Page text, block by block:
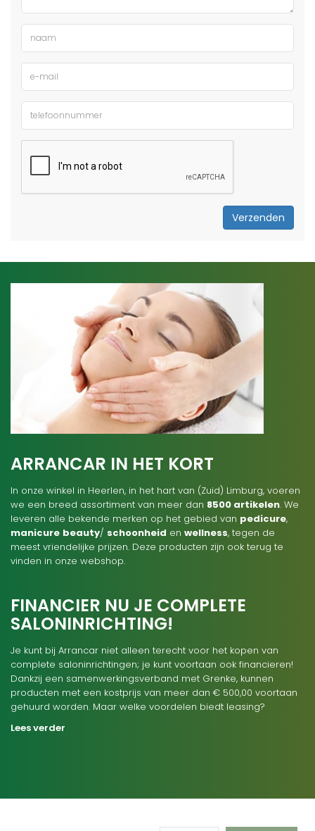
Verzenden
ARRANCAR IN HET KORT
In onze winkel in Heerlen, in het hart van (Zuid) Limburg, voeren
we een breed assortiment van meer dan 8500 artikelen. We
leveren alle bekende merken op het gebied van pedicure,
manicure beauty/ schoonheid en wellness, tegen de
meest vriendelijke prijzen. Deze producten zijn ook terug te
vinden in onze webshop.
FINANCIER NU JE COMPLETE
SALONINRICHTING!
Je kunt bij Arrancar niet alleen terecht voor het kopen van
complete saloninrichtingen; je kunt voortaan ook financieren!
Dankzij een samenwerkingsverband met Grenke, kunnen
producten met een kostprijs van meer dan € 500,00 voortaan
gehuurd worden. Maar welke voordelen biedt leasing?
Lees verder